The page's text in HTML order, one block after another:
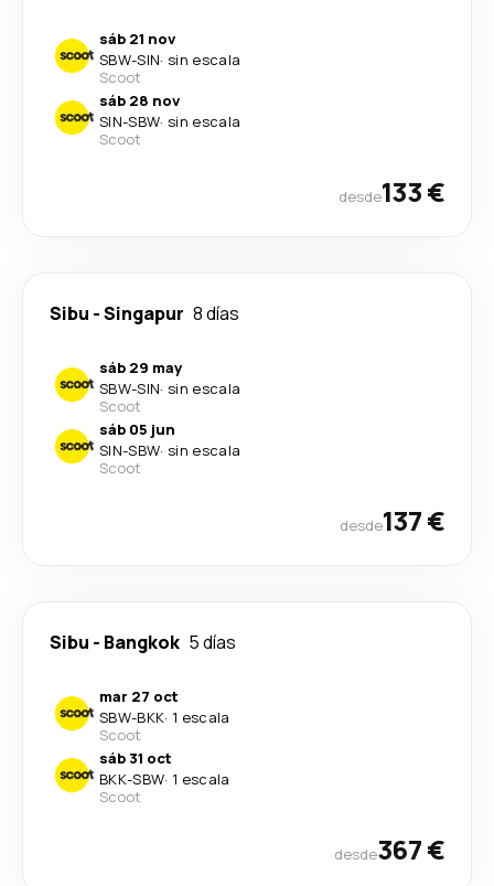
sáb 21 nov
SBW-SIN· sin escala
Scoot
sáb 28 nov
SIN-SBW· sin escala
Scoot
desde133 €
Sibu -Singapur 8 días
sáb 29 may
SBW-SIN· sin escala
Scoot
sáb 05 jun
SIN-SBW· sin escala
Scoot
desde137 €
Sibu - Bangkok 5 días
mar 27 oct
SBW-BKK· 1 escala
Scoot
sáb 31 oct
BKK-SBW· 1 escala
Scoot
desde367 €